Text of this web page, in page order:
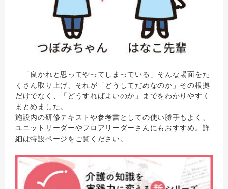
「良かれと思ってやってしまっている」そんな場面をた
くさん取り上げ、それが「どうしてだめなのか」その根拠
だけでなく、「どうすればよいのか」までをわかりやすく
まとめました。
施設内の研修テキストや参考書としての使い勝手もよく、
ユニットリーダーやフロアリーダーさんにもおすすめ。詳
細は特設ページをご覧ください。